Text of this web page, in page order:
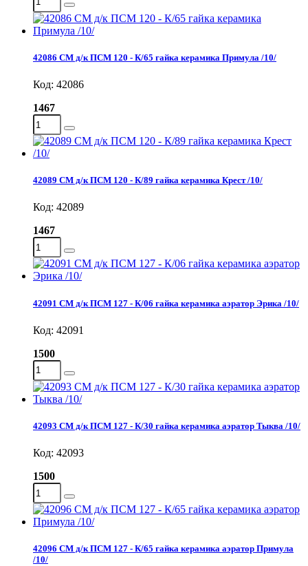
42086 СМ д/к ПСМ 120 - К/65 гайка керамика Примула /10/
Код: 42086
1467
42089 СМ д/к ПСМ 120 - К/89 гайка керамика Крест /10/
Код: 42089
1467
42091 СМ д/к ПСМ 127 - К/06 гайка керамика аэратор Эрика /10/
Код: 42091
1500
42093 СМ д/к ПСМ 127 - К/30 гайка керамика аэратор Тыква /10/
Код: 42093
1500
42096 СМ д/к ПСМ 127 - К/65 гайка керамика аэратор Примула
/10/